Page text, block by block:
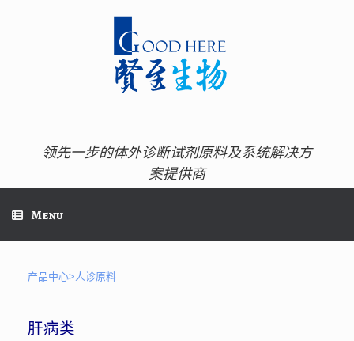
领先一步的体外诊断试剂原料及系统解决方
案提供商
Menu
产品中心>人诊原料
肝病类